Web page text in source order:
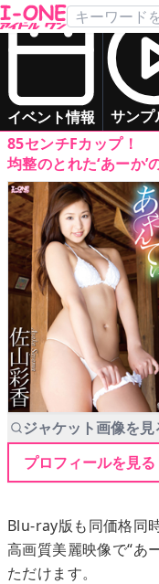
イベント情報 サンプ
TOP
DVD
Blu-ray
サンプル動画
イベント情報
アイドル一覧
▶発売中
▶新作
佐山 彩香
「あやんてぃ」
DVD
グラマー
癒し系
85センチFカップ！
均整のとれた‘あーか
ジャケット画像を見
プロフィールを見る
Blu-ray版も同価格同
高画質美麗映像で“あ
ただけます。